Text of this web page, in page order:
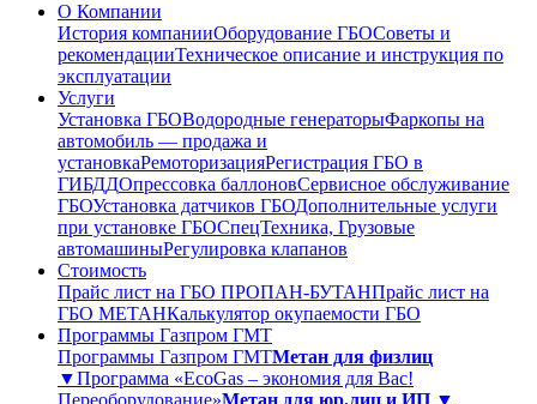
О Компании
История компанииОборудование ГБОСоветы и
рекомендацииТехническое описание и инструкция по
эксплуатации
Услуги
Установка ГБОВодородные генераторыФаркопы на
автомобиль — продажа и
установкаРемоторизацияРегистрация ГБО в
ГИБДДОпрессовка баллоновСервисное обслуживание
ГБОУстановка датчиков ГБОДополнительные услуги
при установке ГБОСпецТехника, Грузовые
автомашиныРегулировка клапанов
Стоимость
Прайс лист на ГБО ПРОПАН-БУТАНПрайс лист на
ГБО МЕТАНКалькулятор окупаемости ГБО
Программы Газпром ГМТ
Программы Газпром ГМТМетан для физлиц
▼Программа «EcoGas – экономия для Вас!
Переоборудование»Метан для юр.лиц и ИП ▼